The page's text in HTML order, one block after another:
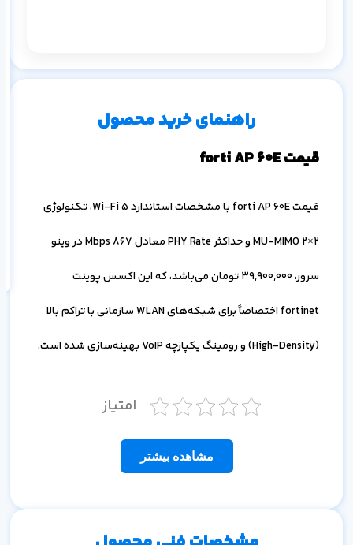
۳ ماه ۶ ماه ۱ سال
راهنمای خرید محصول
قیمت forti AP 60E
قیمت forti AP 60E با مشخصات استاندارد Wi-Fi 5، تکنولوژی
2×2 MU-MIMO و حداکثر PHY Rate معادل 867 Mbps در وینو
سرور،39,900,000تومان می‌باشد، که این اکسس پوینت
fortinet اختصاصاً برای شبکه‌های WLAN سازمانی با تراکم بالا
(High-Density) و رومینگ یکپارچه VoIP بهینه‌سازی شده است.
امتیاز
مشاهده بیشتر